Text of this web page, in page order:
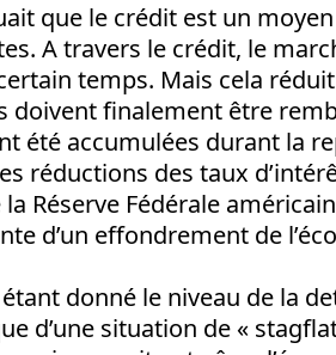
que le crédit est un
A travers le crédit, le
temps. Mais cela
doivent finalement être
été accumulées durant la
réductions des taux
Réserve Fédérale
d’un effondrement de
donné le niveau de la
d’une situation de «